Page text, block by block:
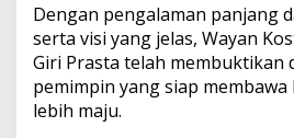
Dengan pengalaman panjang
serta visi yang jelas, Wayan
Giri Prasta telah membuktikan
pemimpin yang siap
lebih maju.